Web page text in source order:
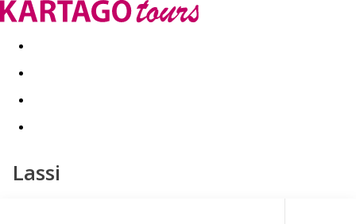
Kapcsolat Nyár 2026 Last Minute
Lassi